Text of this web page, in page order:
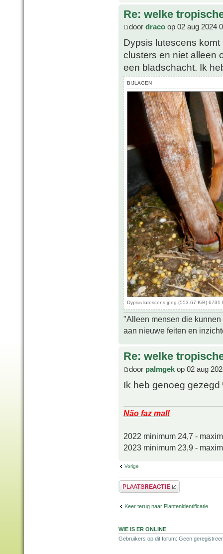
Re: welke
door draco op 02 aug 2024
Dypsis lutescens
clusters en niet alleen
een bladschacht. Ik
BIJLAGEN
Dypsis lutescens.jpeg (553.67 KiB) 6731
"Alleen mensen die
aan nieuwe feiten en
Re: welke
door palmgek op 02 aug
Ik heb genoeg gezegd
Não faz mal!
2022 minimum 24,7 -
2023 minimum 23,9 -
Vorige
Plaats een reactie
Keer terug naar Plantenidentificatie
WIE IS ER ONLINE
Gebruikers op dit forum: Geen